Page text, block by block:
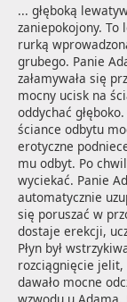
... głęboką
zaniepokojony. To
rurką
grubego. Panie
załamywała się
mocny ucisk na
oddychać
ściance odbytu
erotyczne
mu odbyt. Po
wyciekać. Panie
automatycznie
się poruszać w
dostaje erekcji,
Płyn był
rozciągnięcie jelit,
dawało mocne